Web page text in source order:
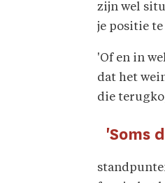
zijn wel
je positie te
'Of en in
dat het
die
'Soms